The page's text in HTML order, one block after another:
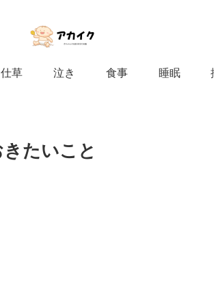
仕草 泣き 食事 睡眠
たいこと